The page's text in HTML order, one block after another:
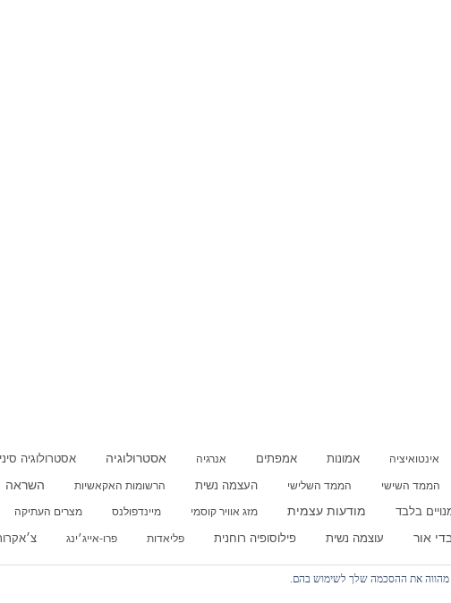
אינטואיציה אמונות אמפתים אנרגיה אסטרולוגיה אסטרולוגיה
הממד השישי הממד השלישי העצמה נשית הרשומות האקאשיות השראה
בלבד מודעות עצמית מזג אוויר קוסמי מיינדפולנס מצרים העתיקה
אור עוצמה נשית פילוסופיה רוחנית פליאדות פרו-אייג׳ינג